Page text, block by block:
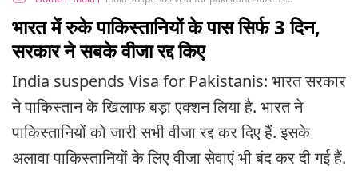
भारत में रुके पाकिस्तानियों के पास सिर्फ 3 दिन,
सरकार ने सबके वीजा रद्द किए
India suspends Visa for Pakistanis: भारत सरकार
ने पाकिस्तान के खिलाफ बड़ा एक्शन लिया है. भारत ने
पाकिस्तानियों को जारी सभी वीजा रद्द कर दिए हैं. इसके
अलावा पाकिस्तानियों के लिए वीजा सेवाएं भी बंद कर दी गई हैं.